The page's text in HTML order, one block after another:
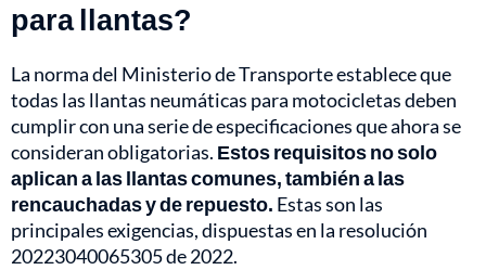
para llantas?
La norma del Ministerio de Transporte establece que
todas las llantas neumáticas para motocicletas deben
cumplir con una serie de especificaciones que ahora se
consideran obligatorias. Estos requisitos no solo
aplican a las llantas comunes, también a las
rencauchadas y de repuesto. Estas son las
principales exigencias, dispuestas en la resolución
20223040065305 de 2022.